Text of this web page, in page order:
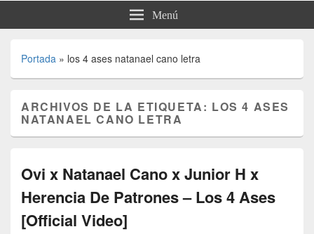
Menú
Portada » los 4 ases natanael cano letra
ARCHIVOS DE LA ETIQUETA: LOS 4 ASES
NATANAEL CANO LETRA
Ovi x Natanael Cano x Junior H x
Herencia De Patrones – Los 4 Ases
[Official Video]